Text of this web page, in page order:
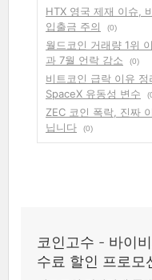
HTX 영국 제재 이슈,
입출금 주의
(0)
월드코인 거래량 1위
과 7월 언락 감소
(0)
비트코인 급락 이유
SpaceX 유동성 변수
ZEC 코인 폭락, 진짜
닙니다
(0)
코인고수 - 바이
수료 할인 프로모